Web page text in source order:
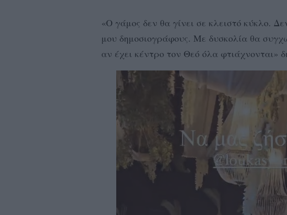
«Ο γάμος δεν θα γίνει σε κλειστό κύκλο.
μου δημοσιογράφους. Με δυσκολία θα
αν έχει κέντρο τον Θεό όλα φτιάχνονται»